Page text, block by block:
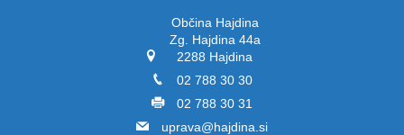
Občina Hajdina
Zg. Hajdina 44a
2288 Hajdina
02 788 30 30
02 788 30 31
uprava@hajdina.si